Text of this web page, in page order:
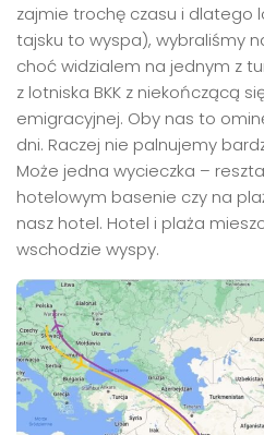
zajmie trochę czasu i dlatego
tajsku to wyspa), wybraliśmy
choć widzialem na jednym z
z lotniska BKK z niekończącą
emigracyjnej. Oby nas to
dni. Raczej nie palnujemy
Może jedna wycieczka –
hotelowym basenie czy na
nasz hotel. Hotel i plaża
wschodzie wyspy.